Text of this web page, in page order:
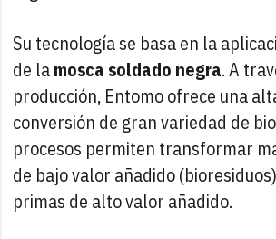
Su tecnología se basa en la
de lamosca soldado negra. A
producción, Entomo ofrece una
conversión de gran variedad de
procesos permiten transformar
de bajo valor añadido
primas de alto valor añadido.